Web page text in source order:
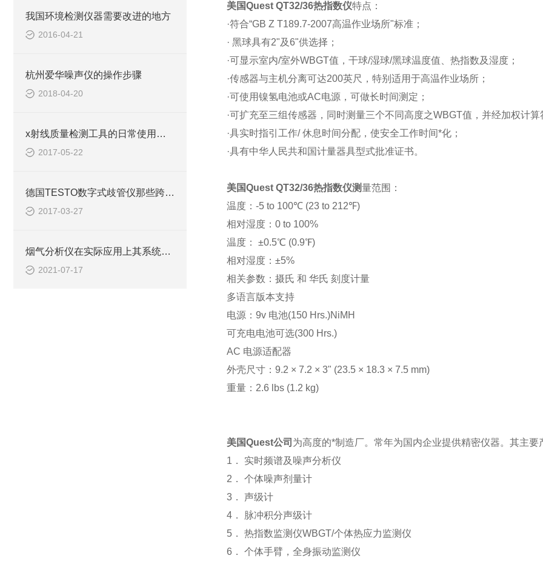
我国环境检测仪器需要改进的地方
2016-04-21
杭州爱华噪声仪的操作步骤
2018-04-20
x射线质量检测工具的日常使用中的出色表现
2017-05-22
德国TESTO数字式歧管仪那些跨时代的优势
2017-03-27
烟气分析仪在实际应用上其系统有哪些特性？
2021-07-17
美国Quest QT32/36热指数仪特点：
·符合“GB Z T189.7-2007高温作业场所"标准；
· 黑球具有2"及6"供选择；
·可显示室内/室外WBGT值，干球/湿球/黑球温度值、热指数及湿度；
·传感器与主机分离可达200英尺，特别适用于高温作业场所；
·可使用镍氢电池或AC电源，可做长时间测定；
·可扩充至三组传感器，同时测量三个不同高度之WBGT值，并经加权计算
·具实时指引工作/ 休息时间分配，使安全工作时间*化；
·具有中华人民共和国计量器具型式批准证书。
美国Quest QT32/36热指数仪测量范围：
温度：-5 to 100℃ (23 to 212℉)
相对湿度：0 to 100%
温度： ±0.5℃ (0.9℉)
相对湿度：±5%
相关参数：摄氏 和 华氏 刻度计量
多语言版本支持
电源：9v 电池(150 Hrs.)NiMH
可充电电池可选(300 Hrs.)
AC 电源适配器
外壳尺寸：9.2 × 7.2 × 3" (23.5 × 18.3 × 7.5 mm)
重量：2.6 lbs (1.2 kg)
美国Quest公司 为高度的*制造厂。常年为国内企业提供精密仪器。其主要
1． 实时频谱及噪声分析仪
2． 个体噪声剂量计
3． 声级计
4． 脉冲积分声级计
5． 热指数监测仪WBGT/个体热应力监测仪
6． 个体手臂，全身振动监测仪